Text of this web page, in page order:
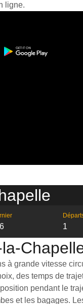
ligne.
1
à grande vitesse
des temps de
pendant le
et les bagages.